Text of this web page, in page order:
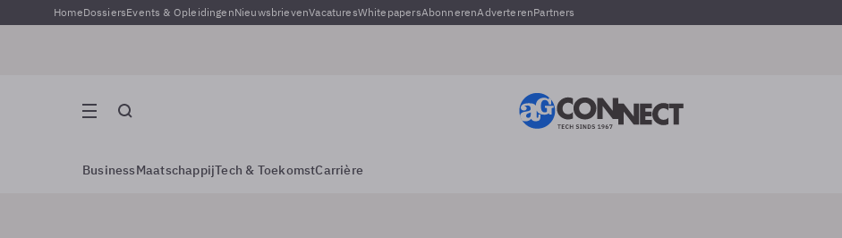
HomeDossiersEvents & OpleidingenNieuwsbrievenVacaturesWhitepapersAbonnerenAdverterenPartners
BusinessMaatschappijTech & ToekomstCarrière